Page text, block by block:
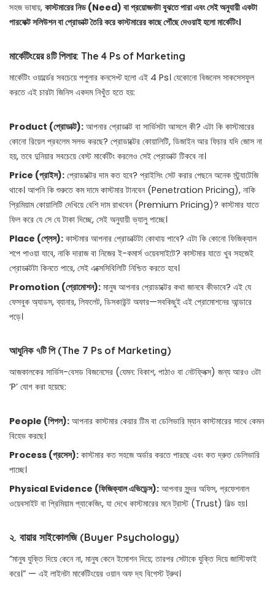
সহজ ভাষায়, কাস্টমারের নিড (Need) বা প্রয়োজনটা বুঝতে পারা এবং সেই অনুযায়ী একটা
পারফেক্ট সলিউশন বা প্রোডাক্ট তৈরি করে কাস্টমারের কাছে পৌঁছে দেওয়াই হলো মার্কেটিং।
মার্কেটিংয়ের ৪টি পিলার: The 4 Ps of Marketing
মার্কেটিং ওয়ার্ল্ডের সবচেয়ে পপুলার কনসেপ্ট হলো এই 4 Ps। যেকোনো বিজনেস সাকসেসফুল
করতে এই চারটা জিনিস একদম নিখুঁত হতে হয়:
Product (প্রোডাক্ট): আপনার প্রোডাক্ট বা সার্ভিসটা আসলে কী? এটা কি কাস্টমারের
কোনো রিয়েল প্রবলেম সলভ করছে? প্রোডাক্টের কোয়ালিটি, ডিজাইন আর ফিচার যদি জোস না
হয়, তবে দুনিয়ার সবচেয়ে বেস্ট মার্কেটিং করলেও সেই প্রোডাক্ট টিকবে না।
Price (প্রাইস): প্রোডাক্টের দাম কত হবে? প্রাইসিং সেট করার পেছনে অনেক স্ট্র্যাটেজি
থাকে। আপনি কি শুরুতে কম দামে কাস্টমার টানবেন (Penetration Pricing), নাকি
প্রিমিয়াম কোয়ালিটি দেখিয়ে বেশি দাম রাখবেন (Premium Pricing)? কাস্টমার যাতে
ফিল করে যে সে যে টাকা দিচ্ছে, সেই অনুযায়ী ভ্যালু পাচ্ছে।
Place (প্লেস): কাস্টমার আপনার প্রোডাক্টটা কোথায় পাবে? এটা কি কোনো ফিজিক্যাল
শপে পাওয়া যাবে, নাকি দারাজ বা নিজের ই-কমার্স ওয়েবসাইটে? কাস্টমার যাতে খুব সহজেই
প্রোডাক্টটা কিনতে পারে, সেই এক্সেসিবিলিটি নিশ্চিত করতে হবে।
Promotion (প্রোমোশন): মানুষ আপনার প্রোডাক্টের কথা জানবে কীভাবে? এই যে
ফেসবুক অ্যাডস, ব্যানার, লিফলেট, ডিসকাউন্ট অফার—সবকিছুই এই প্রোমোশনের আন্ডারে
পড়ে।
আধুনিক ৭টি পি (The 7 Ps of Marketing)
আজকালকের সার্ভিস-বেসড বিজনেসের (যেমন: বিকাশ, পাঠাও বা নেটফ্লিক্স) জন্য আরও ৩টা
‘P’ যোগ করা হয়েছে:
People (পিপল): আপনার কাস্টমার কেয়ার টিম বা ডেলিভারি ম্যান কাস্টমারের সাথে কেমন
বিহেভ করছে।
Process (প্রসেস): কাস্টমার কত সহজে অর্ডার করতে পারছে এবং কত দ্রুত ডেলিভারি
পাচ্ছে।
Physical Evidence (ফিজিক্যাল এভিডেন্স): আপনার সুন্দর অফিস, প্রফেশনাল
ওয়েবসাইট বা প্রিমিয়াম প্যাকেজিং, যা দেখে কাস্টমারের মনে ট্রাস্ট (Trust) বিল্ড হয়।
২. বায়ার সাইকোলজি (Buyer Psychology)
“মানুষ যুক্তি দিয়ে কেনে না, মানুষ কেনে ইমোশন দিয়ে; তারপর সেটাকে যুক্তি দিয়ে জাস্টিফাই
করে।” — এই লাইনটা মার্কেটিংয়ের ওয়ান অফ দ্য বিগেস্ট ট্রুথ।